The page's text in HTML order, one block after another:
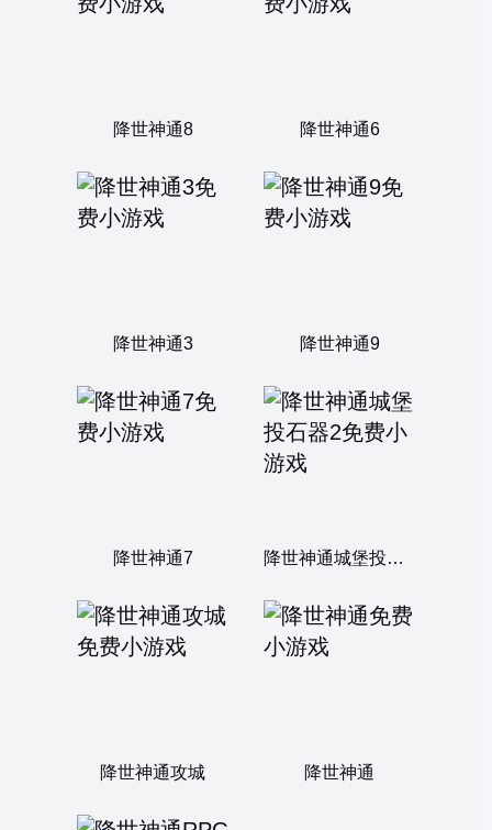
降世神通8 降世神通6
降世神通3 降世神通9
降世神通7 降世神通城堡投石器2
降世神通攻城 降世神通